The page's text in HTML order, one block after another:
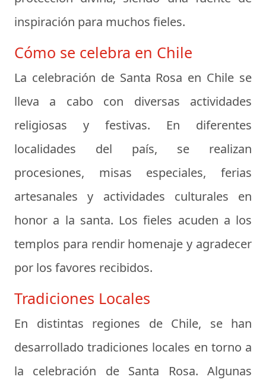
inspiración para muchos fieles.
Cómo se celebra en Chile
La celebración de Santa Rosa en Chile se
lleva a cabo con diversas actividades
religiosas y festivas. En diferentes
localidades del país, se realizan
procesiones, misas especiales, ferias
artesanales y actividades culturales en
honor a la santa. Los fieles acuden a los
templos para rendir homenaje y agradecer
por los favores recibidos.
Tradiciones Locales
En distintas regiones de Chile, se han
desarrollado tradiciones locales en torno a
la celebración de Santa Rosa. Algunas